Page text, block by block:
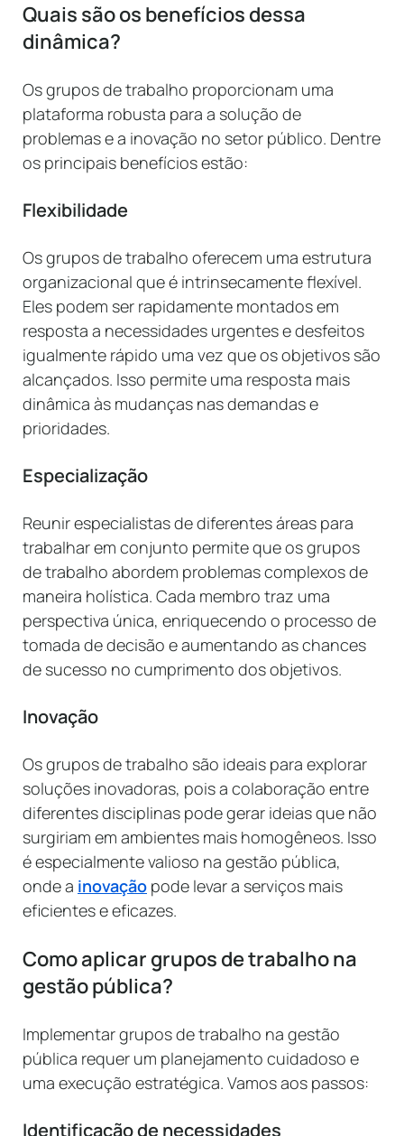
Quais são os benefícios dessa
dinâmica?
Os grupos de trabalho proporcionam uma
plataforma robusta para a solução de
problemas e a inovação no setor público. Dentre
os principais benefícios estão:
Flexibilidade
Os grupos de trabalho oferecem uma estrutura
organizacional que é intrinsecamente flexível.
Eles podem ser rapidamente montados em
resposta a necessidades urgentes e desfeitos
igualmente rápido uma vez que os objetivos são
alcançados. Isso permite uma resposta mais
dinâmica às mudanças nas demandas e
prioridades.
Especialização
Reunir especialistas de diferentes áreas para
trabalhar em conjunto permite que os grupos
de trabalho abordem problemas complexos de
maneira holística. Cada membro traz uma
perspectiva única, enriquecendo o processo de
tomada de decisão e aumentando as chances
de sucesso no cumprimento dos objetivos.
Inovação
Os grupos de trabalho são ideais para explorar
soluções inovadoras, pois a colaboração entre
diferentes disciplinas pode gerar ideias que não
surgiriam em ambientes mais homogêneos. Isso
é especialmente valioso na gestão pública,
onde a inovação pode levar a serviços mais
eficientes e eficazes.
Como aplicar grupos de trabalho na
gestão pública?
Implementar grupos de trabalho na gestão
pública requer um planejamento cuidadoso e
uma execução estratégica. Vamos aos passos:
Identificação de necessidades